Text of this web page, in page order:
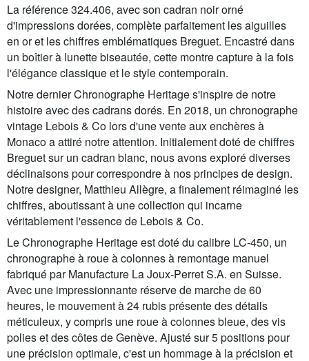
La référence 324.406, avec son cadran noir orné
d'impressions dorées, complète parfaitement les aiguilles
en or et les chiffres emblématiques Breguet. Encastré dans
un boîtier à lunette biseautée, cette montre capture à la fois
l'élégance classique et le style contemporain.
Notre dernier Chronographe Heritage s'inspire de notre
histoire avec des cadrans dorés. En 2018, un chronographe
vintage Lebois & Co lors d'une vente aux enchères à
Monaco a attiré notre attention. Initialement doté de chiffres
Breguet sur un cadran blanc, nous avons exploré diverses
déclinaisons pour correspondre à nos principes de design.
Notre designer, Matthieu Allègre, a finalement réimaginé les
chiffres, aboutissant à une collection qui incarne
véritablement l'essence de Lebois & Co.
Le Chronographe Heritage est doté du calibre LC-450, un
chronographe à roue à colonnes à remontage manuel
fabriqué par Manufacture La Joux-Perret S.A. en Suisse.
Avec une impressionnante réserve de marche de 60
heures, le mouvement à 24 rubis présente des détails
méticuleux, y compris une roue à colonnes bleue, des vis
polies et des côtes de Genève. Ajusté sur 5 positions pour
une précision optimale, c'est un hommage à la précision et